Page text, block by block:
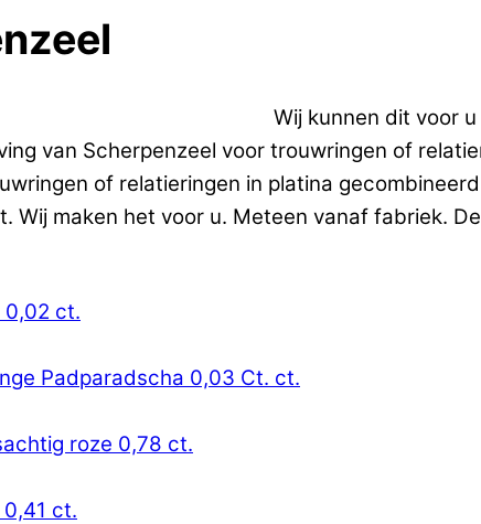
Wij kunnen dit voor
van Scherpenzeel voor trouwringen of
of relatieringen in platina
Wij maken het voor u. Meteen vanaf fabriek.
0,02 ct.
Padparadscha 0,03 Ct. ct.
roze 0,78 ct.
ct.